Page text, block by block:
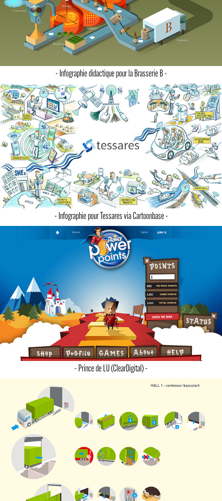
- Infographie didactique pour la Brasserie B -
- Infographie pour Tessares via Cartoonbase -
- Prince de LU (ClearDigital) -